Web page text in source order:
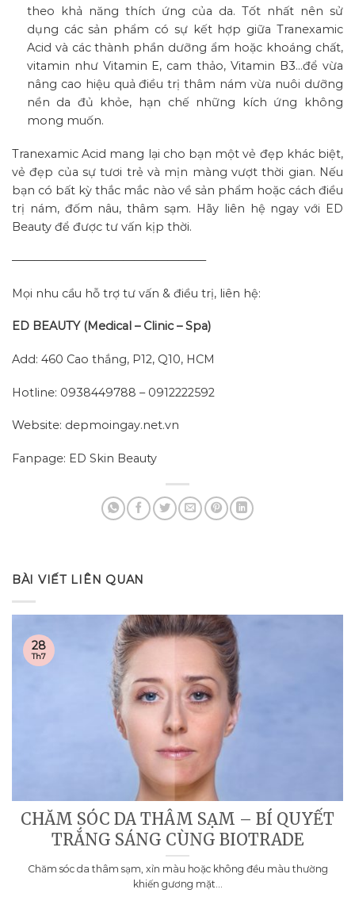
theo khả năng thích ứng của da. Tốt nhất nên sử
dụng các sản phẩm có sự kết hợp giữa Tranexamic
Acid và các thành phần dưỡng ẩm hoặc khoáng chất,
vitamin như Vitamin E, cam thảo, Vitamin B3…để vừa
nâng cao hiệu quả điều trị thâm nám vừa nuôi dưỡng
nền da đủ khỏe, hạn chế những kích ứng không
mong muốn.
Tranexamic Acid mang lại cho bạn một vẻ đẹp khác biệt,
vẻ đẹp của sự tươi trẻ và mịn màng vượt thời gian. Nếu
bạn có bất kỳ thắc mắc nào về sản phẩm hoặc cách điều
trị nám, đốm nâu, thâm sạm. Hãy liên hệ ngay với ED
Beauty để được tư vấn kịp thời.
—————————————————–
Mọi nhu cầu hỗ trợ tư vấn & điều trị, liên hệ:
ED BEAUTY (Medical – Clinic – Spa)
Add: 460 Cao thắng, P12, Q10, HCM
Hotline: 0938449788 – 0912222592
Website: depmoingay.net.vn
Fanpage: ED Skin Beauty
BÀI VIẾT LIÊN QUAN
CHĂM SÓC DA THÂM SẠM – BÍ QUYẾT
TRẮNG SÁNG CÙNG BIOTRADE
Chăm sóc da thâm sạm, xỉn màu hoặc không đều màu thường
khiến gương mặt...
28
Th7